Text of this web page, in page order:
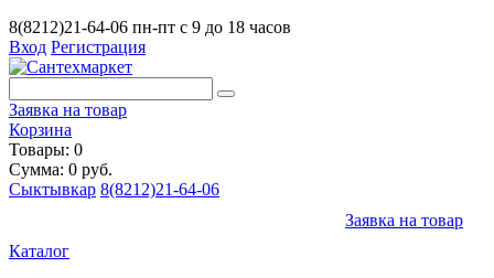
8(8212)21-64-06 пн-пт с 9 до 18 часов
Вход Регистрация
Заявка на товар
Корзина
Товары: 0
Сумма: 0 руб.
Сыктывкар 8(8212)21-64-06
Заявка на товар
Каталог